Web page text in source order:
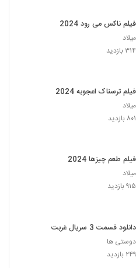
فیلم ناکس می رود 2024
میلاد
۳۱۴ بازدید
فیلم ترسناک اعجوبه 2024
میلاد
۸۰۱ بازدید
فیلم طعم چیزها 2024
میلاد
۹۱۵ بازدید
دانلود قسمت 3 سریال غربت
دوستی ها
۲۴۹ بازدید